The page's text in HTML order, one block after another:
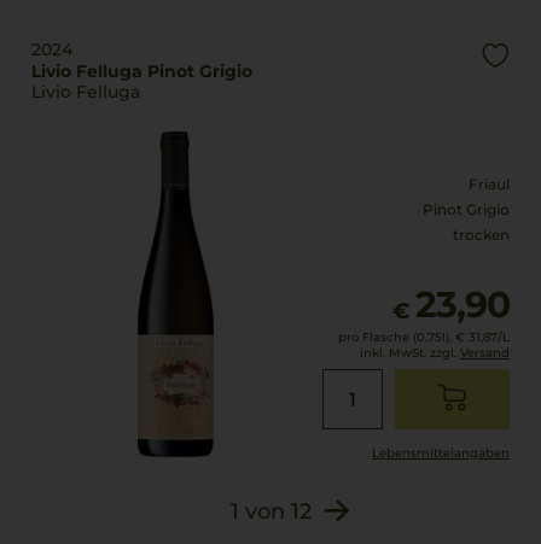
2024
Livio Felluga Pinot Grigio
Livio Felluga
Friaul
Pinot Grigio
trocken
€ 23,90
pro Flasche (0.75l), € 31,87/L
inkl. MwSt. zzgl. Versand
Lebensmittel­angaben
1 von 12